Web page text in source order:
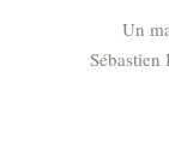
Un
Sébastien